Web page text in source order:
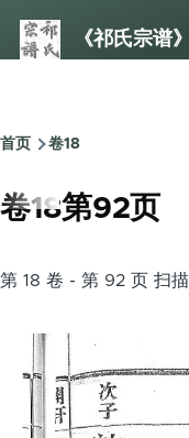
《祁氏宗谱》
面
包
屑
首页 卷18
卷18第92页
第 18 卷 - 第 92 页 扫描